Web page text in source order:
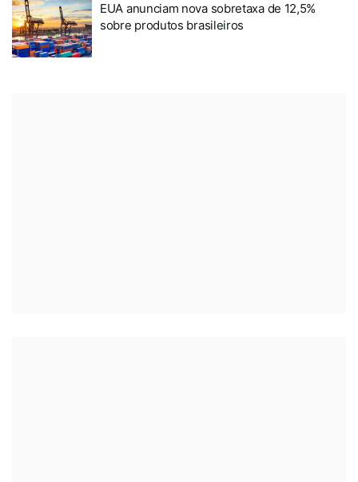
EUA anunciam nova sobretaxa de 12,5%
sobre produtos brasileiros